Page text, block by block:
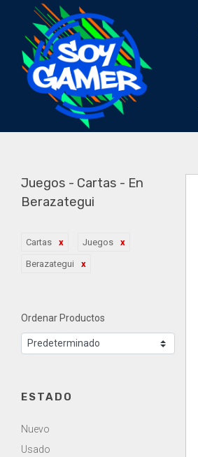
Juegos - Cartas - En
Berazategui
Cartas Juegos
Berazategui
Ordenar Productos
ESTADO
Nuevo
Usado